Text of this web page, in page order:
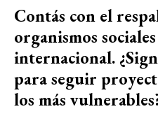
Contás con el
organismos
internacional.
para seguir
los más